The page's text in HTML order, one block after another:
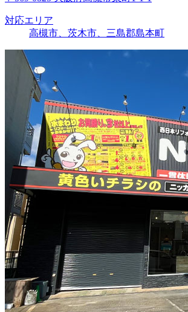
対応エリア
高槻市、茨木市、三島郡島本町